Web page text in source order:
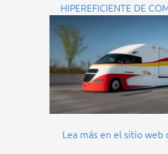
HIPEREFICIENTE DE
Lea más en el sitio web